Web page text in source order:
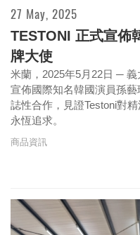
27 May, 2025
TESTONI 正式宣佈
牌大使
米蘭，2025年5月22日 ─
宣佈國際知名韓國演員孫
誌性合作，見證Testoni對
永恆追求。
商品資訊
borsalini 復古格調